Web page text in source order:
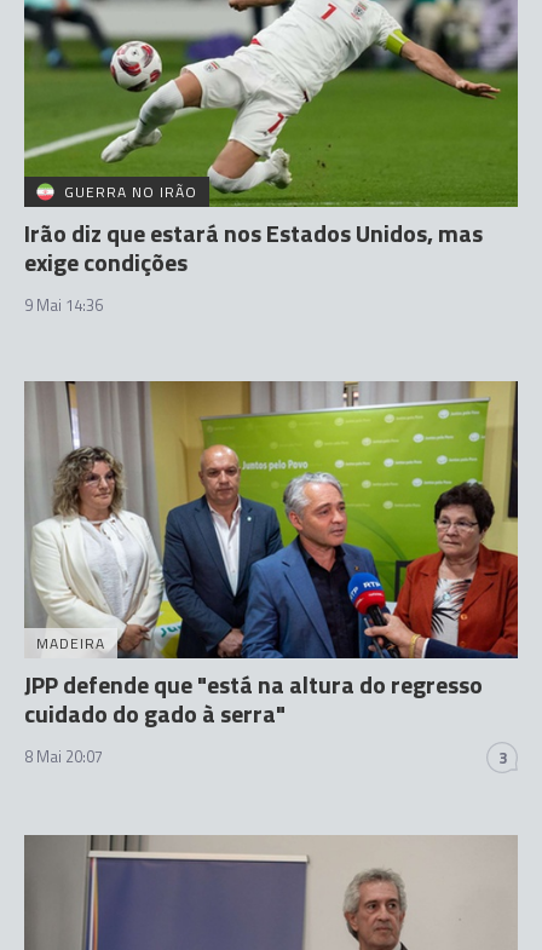
GUERRA NO IRÃO
Irão diz que estará nos Estados Unidos, mas
exige condições
9 Mai 14:36
MADEIRA
JPP defende que "está na altura do regresso
cuidado do gado à serra"
8 Mai 20:07 3